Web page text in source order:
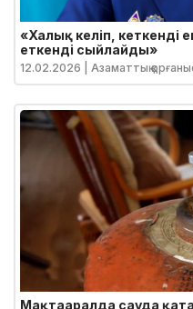
«Халық келіп,
еткенді сыйлайды»
12.02.2026 | Азаматтық
Мақтааралда сауда